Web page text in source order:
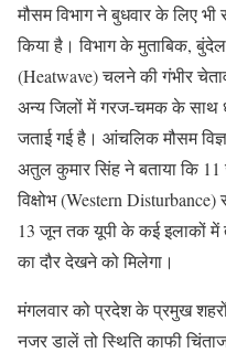
मौसम विभाग ने बुधवार के लिए
किया है। विभाग के मुताबिक,
(Heatwave) चलने की गंभीर
अन्य जिलों में गरज-चमक के साथ
जताई गई है। आंचलिक मौसम
अतुल कुमार सिंह ने बताया कि 11
विक्षोभ (Western
13 जून तक यूपी के कई इलाकों में
का दौर देखने को मिलेगा।
मंगलवार को प्रदेश के प्रमुख
नजर डालें तो स्थिति काफी